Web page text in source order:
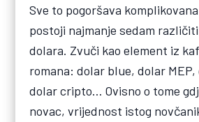
Sve to pogoršava
postoji najmanje sedam
dolara. Zvuči kao element iz
romana: dolar blue, dolar
dolar cripto… Ovisno o tome
novac, vrijednost istog